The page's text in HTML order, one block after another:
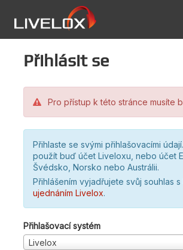
Přihlásit se
Pro přístup k této stránce musíte
Přihlaste se svými přihlašovacími
použít buď účet Liveloxu, nebo účet
Švédsko, Norsko nebo Austrálii.
Přihlášením vyjadřujete svůj souhlas s
ujednáním Livelox.
Přihlašovací systém
Livelox